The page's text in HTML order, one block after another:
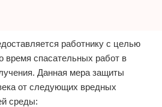
работнику с целью
время спасательных работ в
Данная мера защиты
от следующих вредных
среды: